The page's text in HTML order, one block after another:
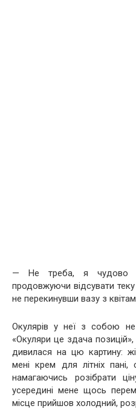
— Не треба, я чудово
продовжуючи відсувати
не перекинувши вазу з
Окулярів у неї з собою
«Окуляри це здача
дивилася на цю картину:
мені крем для літніх
намагаючись розібрати
усередині мене щось
місце прийшов холодний,